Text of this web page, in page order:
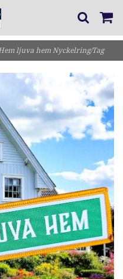
ljuva hem Nyckelring/Tag